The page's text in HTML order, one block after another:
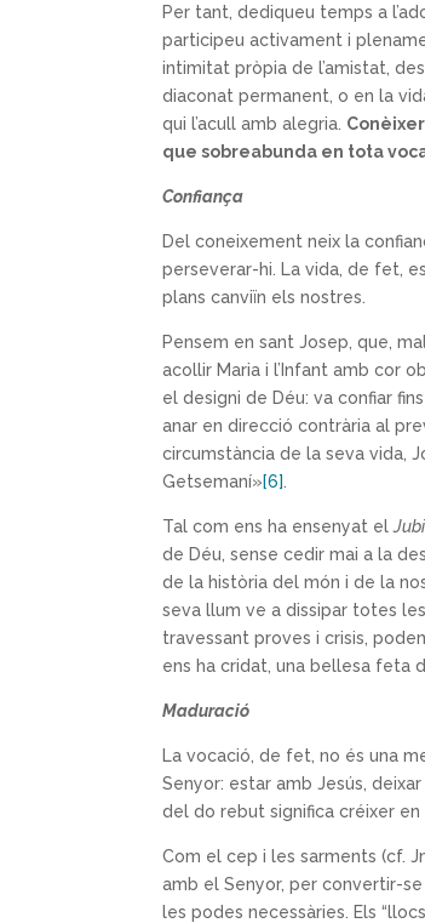
Per tant, dediqueu temps a
participeu activament i
intimitat pròpia de l’amistat,
diaconat permanent, o en la
qui l’acull amb alegria.
que sobreabunda en tota
Confiança
Del coneixement neix la
perseverar-hi. La vida, de fet,
plans canviïn els nostres.
Pensem en sant Josep, que,
acollir Maria i l’Infant amb cor
el designi de Déu: va confiar
anar en direcció contrària al
circumstància de la seva vida,
Getsemaní»[6]
Tal com ens ha ensenyat el
de Déu, sense cedir mai a la
de la història del món i de la
seva llum ve a dissipar totes
travessant proves i crisis,
ens ha cridat, una bellesa feta
Maduració
La vocació, de fet, no és una
Senyor: estar amb Jesús,
del do rebut significa créixer en
Com el cep i les sarments (cf.
amb el Senyor, per convertir-
les podes necessàries. Els